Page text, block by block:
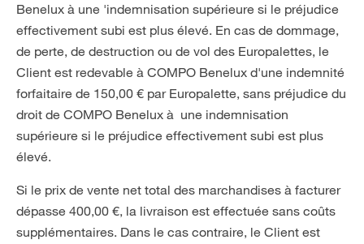
Benelux à une 'indemnisation supérieure si le préjudice
effectivement subi est plus élevé. En cas de dommage,
de perte, de destruction ou de vol des Europalettes, le
Client est redevable à COMPO Benelux d'une indemnité
forfaitaire de 150,00 € par Europalette, sans préjudice du
droit de COMPO Benelux à une indemnisation
supérieure si le préjudice effectivement subi est plus
élevé.
Si le prix de vente net total des marchandises à facturer
dépasse 400,00 €, la livraison est effectuée sans coûts
supplémentaires. Dans le cas contraire, le Client est